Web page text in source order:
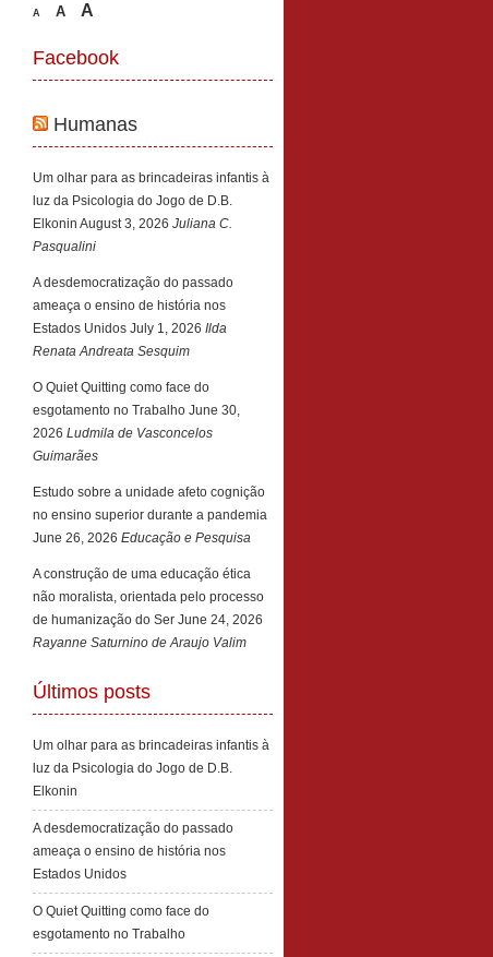
A A A
Facebook
Humanas
Um olhar para as brincadeiras infantis à
luz da Psicologia do Jogo de D.B.
Elkonin August 3, 2026 Juliana C.
Pasqualini
A desdemocratização do passado
ameaça o ensino de história nos
Estados Unidos July 1, 2026 Ilda
Renata Andreata Sesquim
O Quiet Quitting como face do
esgotamento no Trabalho June 30,
2026 Ludmila de Vasconcelos
Guimarães
Estudo sobre a unidade afeto cognição
no ensino superior durante a pandemia
June 26, 2026 Educação e Pesquisa
A construção de uma educação ética
não moralista, orientada pelo processo
de humanização do Ser June 24, 2026
Rayanne Saturnino de Araujo Valim
Últimos posts
Um olhar para as brincadeiras infantis à
luz da Psicologia do Jogo de D.B.
Elkonin
A desdemocratização do passado
ameaça o ensino de história nos
Estados Unidos
O Quiet Quitting como face do
esgotamento no Trabalho